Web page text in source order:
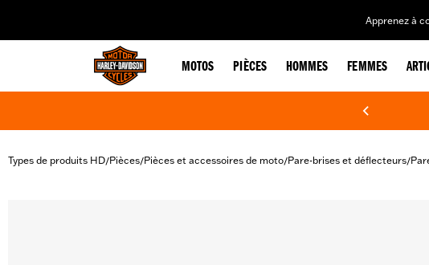
Apprenez à
MOTOS PIÈCES HOMMES FEMMES
Types de produits HD/Pièces/Pièces et accessoires de moto/Pare-brises et déflecteurs/